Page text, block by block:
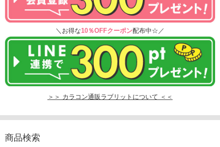
＼お得な10％OFFクーポン配布中☆／
＞＞ カラコン通販ラブリットについて ＜＜
商品検索